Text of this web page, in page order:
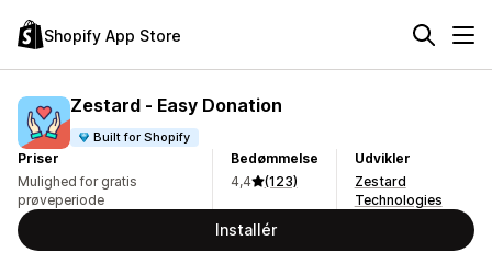
Shopify App Store
Zestard ‑ Easy Donation
Built for Shopify
Priser
Mulighed for gratis
prøveperiode
Bedømmelse
4,4
(123)
Udvikler
Zestard
Technologies
Installér